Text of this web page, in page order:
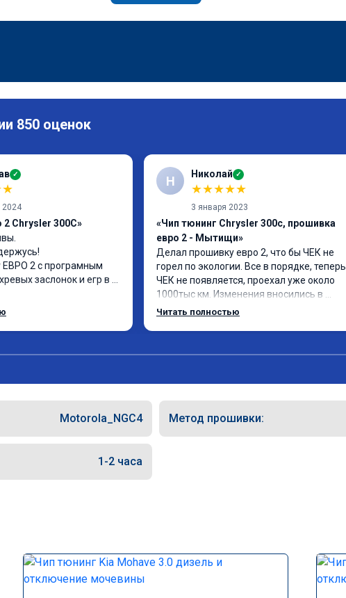
850 оценок
✓
★
2024
Chrysler 300C»
2 с програмным
заслонок и егр в
топлива
заслонок в аварийном
их расход
Н Николай ✓
★★★★★
3 января 2023
«Чип тюнинг Chrysler 300c, прошивка
евро 2 - Мытищи»
Делал прошивку евро 2, что бы ЧЕК не
горел по экологии. Все в порядке, теперь
ЧЕК не появляется, проехал уже около
1000тыс км. Изменения вносились в
родную прошивку, потом программу
Читать полностью
Motorola_NGC4 Метод прошивки:
1-2 часа